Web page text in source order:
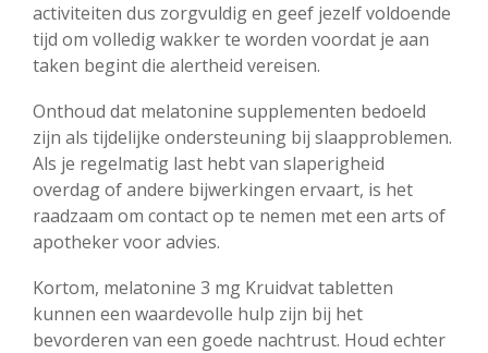
activiteiten dus zorgvuldig en geef jezelf voldoende
tijd om volledig wakker te worden voordat je aan
taken begint die alertheid vereisen.
Onthoud dat melatonine supplementen bedoeld
zijn als tijdelijke ondersteuning bij slaapproblemen.
Als je regelmatig last hebt van slaperigheid
overdag of andere bijwerkingen ervaart, is het
raadzaam om contact op te nemen met een arts of
apotheker voor advies.
Kortom, melatonine 3 mg Kruidvat tabletten
kunnen een waardevolle hulp zijn bij het
bevorderen van een goede nachtrust. Houd echter